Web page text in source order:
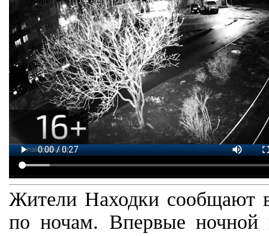
Жители Находки сообщают
по ночам. Впервые ночной